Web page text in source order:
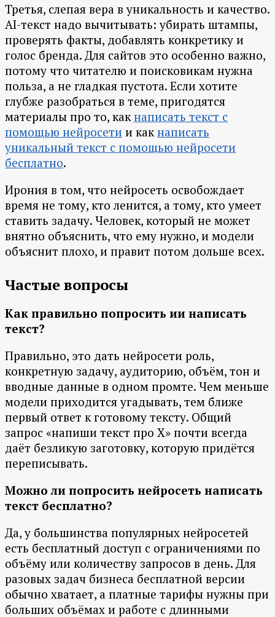
Третья, слепая вера в уникальность и качество.
AI-текст надо вычитывать: убирать штампы,
проверять факты, добавлять конкретику и
голос бренда. Для сайтов это особенно важно,
потому что читателю и поисковикам нужна
польза, а не гладкая пустота. Если хотите
глубже разобраться в теме, пригодятся
материалы про то, какнаписать текст с
помощью нейросети и какнаписать
уникальный текст с помощью нейросети
бесплатно.
Ирония в том, что нейросеть освобождает
время не тому, кто ленится, а тому, кто умеет
ставить задачу. Человек, который не может
внятно объяснить, что ему нужно, и модели
объяснит плохо, и правит потом дольше всех.
Частые вопросы
Как правильно попросить ии написать
текст?
Правильно, это дать нейросети роль,
конкретную задачу, аудиторию, объём, тон и
вводные данные в одном промте. Чем меньше
модели приходится угадывать, тем ближе
первый ответ к готовому тексту. Общий
запрос «напиши текст про X» почти всегда
даёт безликую заготовку, которую придётся
переписывать.
Можно ли попросить нейросеть написать
текст бесплатно?
Да, у большинства популярных нейросетей
есть бесплатный доступ с ограничениями по
объёму или количеству запросов в день. Для
разовых задач бизнеса бесплатной версии
обычно хватает, а платные тарифы нужны при
больших объёмах и работе с длинными